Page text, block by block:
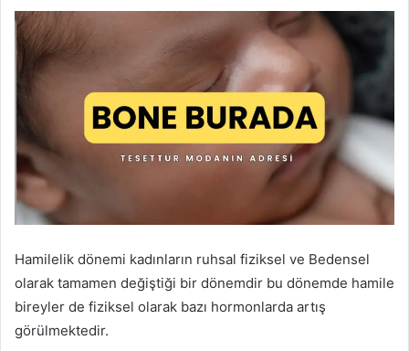
Hamilelik dönemi kadınların ruhsal fiziksel ve Bedensel
olarak tamamen değiştiği bir dönemdir bu dönemde hamile
bireyler de fiziksel olarak bazı hormonlarda artış
görülmektedir.